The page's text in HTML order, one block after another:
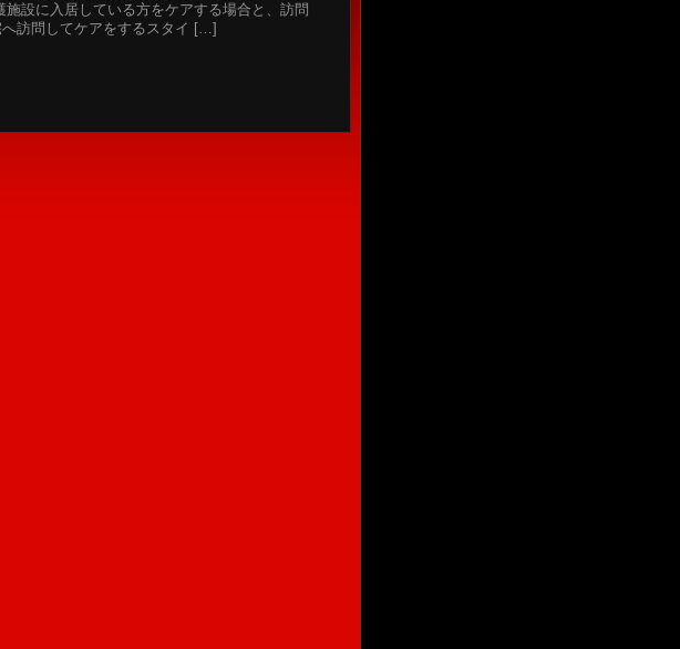
設に入居している方をケアする場合と、訪問
訪問してケアをするスタイ […]